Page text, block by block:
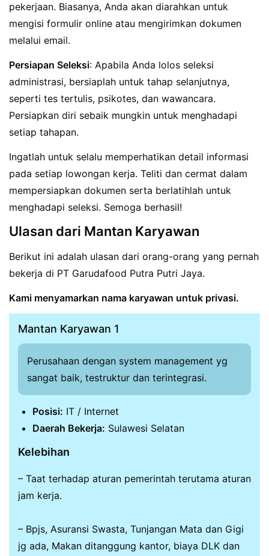
pekerjaan. Biasanya, Anda akan diarahkan untuk
mengisi formulir online atau mengirimkan dokumen
melalui email.
Persiapan Seleksi: Apabila Anda lolos seleksi
administrasi, bersiaplah untuk tahap selanjutnya,
seperti tes tertulis, psikotes, dan wawancara.
Persiapkan diri sebaik mungkin untuk menghadapi
setiap tahapan.
Ingatlah untuk selalu memperhatikan detail informasi
pada setiap lowongan kerja. Teliti dan cermat dalam
mempersiapkan dokumen serta berlatihlah untuk
menghadapi seleksi. Semoga berhasil!
Ulasan dari Mantan Karyawan
Berikut ini adalah ulasan dari orang-orang yang pernah
bekerja di PT Garudafood Putra Putri Jaya.
Kami menyamarkan nama karyawan untuk privasi.
Mantan Karyawan 1
Perusahaan dengan system management yg
sangat baik, testruktur dan terintegrasi.
Posisi: IT / Internet
Daerah Bekerja: Sulawesi Selatan
Kelebihan
– Taat terhadap aturan pemerintah terutama aturan
jam kerja.
– Bpjs, Asuransi Swasta, Tunjangan Mata dan Gigi
jg ada, Makan ditanggung kantor, biaya DLK dan